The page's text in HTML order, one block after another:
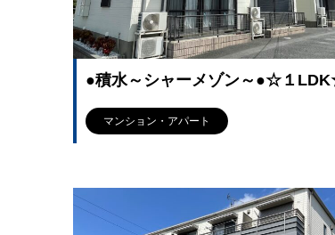
●積水～シャーメゾン～●☆１
マンション・アパート